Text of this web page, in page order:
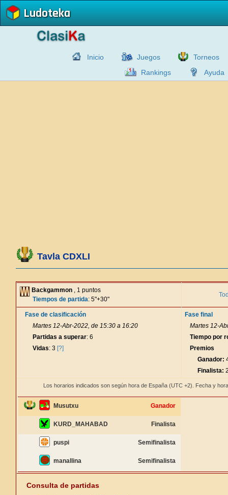
Ludoteka
Inicio Juegos
Torneos
Rankings
Ayuda
Tavla CDXLI
Backgammon , 1 puntos
Tiempos de partida: 5"+30"
Fase de clasificación
Martes 12-Abr-2022, de 15:30 a 16:20
Partidas a superar: 6
Vidas: 3 [?]
Fase final
Martes 12-
Tiempo por
Premios
Ganador:
Finalista:
Los horarios indicados son según hora de España (UTC +2). Fecha y
Musutxu Ganador
KURD_MAHABAD Finalista
puspi Semifinalista
manallina Semifinalista
Consulta de partidas